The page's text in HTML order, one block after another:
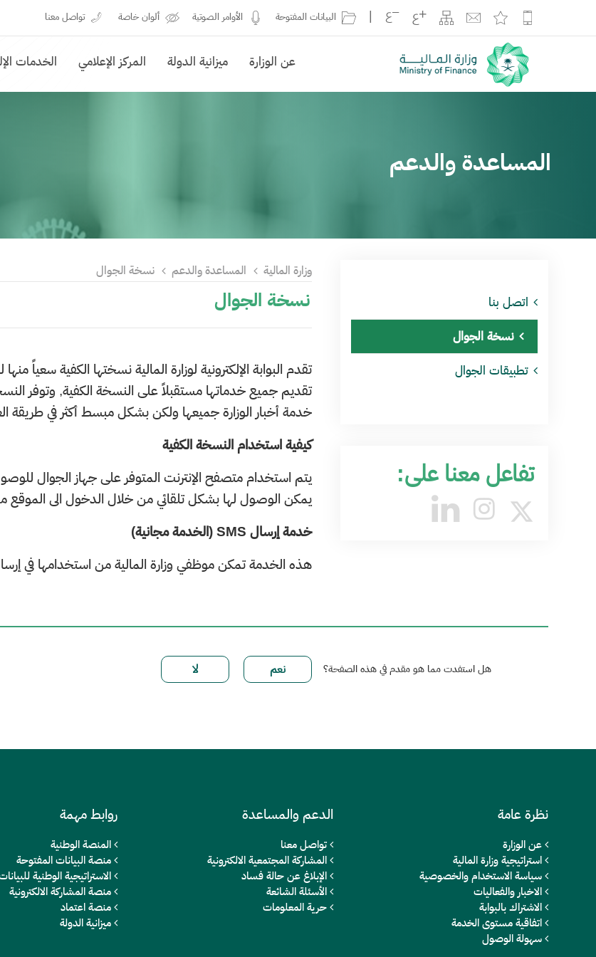
البيانات المفتوحة الأوامر الصوتية ألوان خاصة تواصل معنا
عن الوزارة ميزانية الدولة المركز الإعلامي الخدمات
المساعدة والدعم
اتصل بنا
نسخة الجوال
تطبيقات الجوال
تفاعل معنا على:
وزارة المالية المساعدة والدعم نسخة الجوال
نسخة الجوال
​تقدم البوابة الإلكترونية لوزارة المالية نسختها الكفية
تقديم جميع خدماتها مستقبلاً على النسخة الكفية, وتوفر
خدمة أخبار الوزارة جميعها ولكن بشكل مبسط أكثر في طريقة
كيفية استخدام النسخة الكفية
يتم استخدام متصفح الإنترنت المتوفر على جهاز الجوال للوصول
يمكن الوصول لها بشكل تلقائي من خلال الدخول الى الموقع
خدمة إرسال SMS (الخدمة مجانية)
هذه الخدمة تمكن موظفي وزارة المالية من استخدامها​ في
هل استفدت مما هو مقدم في هذه الصفحة؟
نظرة عامة
عن الوزارة
استراتيجية وزارة المالية
سياسة الاستخدام والخصوصية
الاخبار والفعاليات
الاشتراك بالبوابة
اتفاقية مستوى الخدمة
سهولة الوصول
الدعم والمساعدة
تواصل معنا
المشاركة المجتمعية الالكترونية
الإبلاغ عن حالة فساد
الأسئلة الشائعة
حرية المعلومات
روابط مهمة
المنصة الوطنية
منصة البيانات المفتوحة
الاستراتيجية الوطنية
منصة المشاركة الالكترونية
منصة اعتماد
ميزانية الدولة